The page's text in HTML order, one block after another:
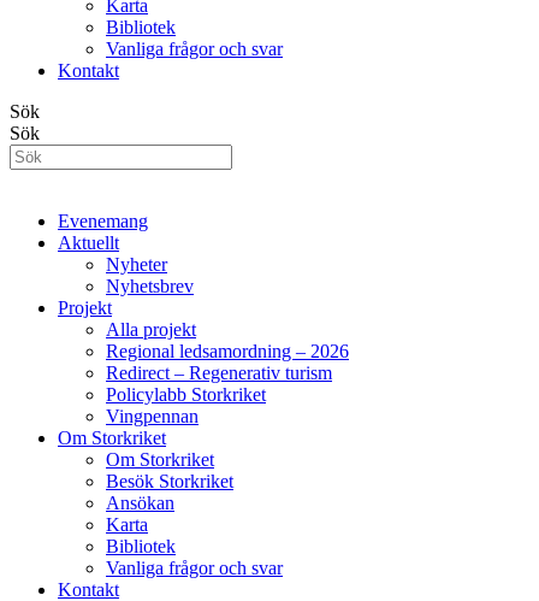
Karta
Bibliotek
Vanliga frågor och svar
Kontakt
Sök
Sök
Evenemang
Aktuellt
Nyheter
Nyhetsbrev
Projekt
Alla projekt
Regional ledsamordning – 2026
Redirect – Regenerativ turism
Policylabb Storkriket
Vingpennan
Om Storkriket
Om Storkriket
Besök Storkriket
Ansökan
Karta
Bibliotek
Vanliga frågor och svar
Kontakt